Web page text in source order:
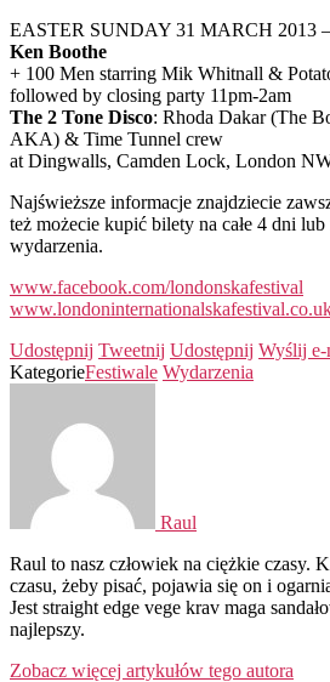
EASTER SUNDAY 31 MARCH 2013
Ken Boothe
+ 100 Men starring Mik Whitnall &
followed by closing party 11pm-2am
The 2 Tone Disco: Rhoda Dakar (The
AKA) & Time Tunnel crew
at Dingwalls, Camden Lock, London
Najświeższe informacje znajdziecie
też możecie kupić bilety na całe 4 dni lub
wydarzenia.
www.facebook.com/londonskafestival
Udostępnij Tweetnij Udostępnij Wyślij e-
KategorieFestiwale Wydarzenia
Raul
Raul to nasz człowiek na ciężkie czasy.
czasu, żeby pisać, pojawia się on i
Jest straight edge vege krav maga
najlepszy.
Zobacz więcej artykułów tego autora